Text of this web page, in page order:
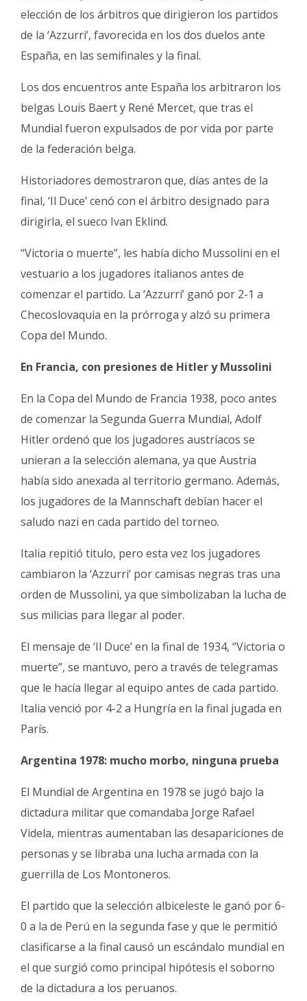
elección de los árbitros que dirigieron los partidos
de la ‘Azzurri’, favorecida en los dos duelos ante
España, en las semifinales y la final.
Los dos encuentros ante España los arbitraron los
belgas Louis Baert y René Mercet, que tras el
Mundial fueron expulsados de por vida por parte
de la federación belga.
Historiadores demostraron que, días antes de la
final, ‘Il Duce’ cenó con el árbitro designado para
dirigirla, el sueco Ivan Eklind.
“Victoria o muerte”, les había dicho Mussolini en el
vestuario a los jugadores italianos antes de
comenzar el partido. La ‘Azzurri’ ganó por 2-1 a
Checoslovaquia en la prórroga y alzó su primera
Copa del Mundo.
En Francia, con presiones de Hitler y Mussolini
En la Copa del Mundo de Francia 1938, poco antes
de comenzar la Segunda Guerra Mundial, Adolf
Hitler ordenó que los jugadores austríacos se
unieran a la selección alemana, ya que Austria
había sido anexada al territorio germano. Además,
los jugadores de la Mannschaft debían hacer el
saludo nazi en cada partido del torneo.
Italia repitió titulo, pero esta vez los jugadores
cambiaron la ‘Azzurri’ por camisas negras tras una
orden de Mussolini, ya que simbolizaban la lucha de
sus milicias para llegar al poder.
El mensaje de ‘Il Duce’ en la final de 1934, “Victoria o
muerte”, se mantuvo, pero a través de telegramas
que le hacía llegar al equipo antes de cada partido.
Italia venció por 4-2 a Hungría en la final jugada en
París.
Argentina 1978: mucho morbo, ninguna prueba
El Mundial de Argentina en 1978 se jugó bajo la
dictadura militar que comandaba Jorge Rafael
Videla, mientras aumentaban las desapariciones de
personas y se libraba una lucha armada con la
guerrilla de Los Montoneros.
El partido que la selección albiceleste le ganó por 6-
0 a la de Perú en la segunda fase y que le permitió
clasificarse a la final causó un escándalo mundial en
el que surgió como principal hipótesis el soborno
de la dictadura a los peruanos.